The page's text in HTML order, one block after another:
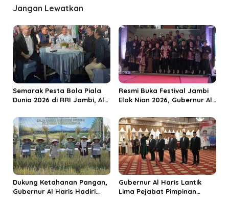
a
s
i
p
o
s
Jangan Lewatkan
Semarak Pesta Bola Piala
Dunia 2026 di RRI Jambi, Al
Ekonomi Rakyat
Resmi Buka Festival Jambi
Elok Nian 2026, Gubernur Al
Jadi Destinasi Wisata
Budaya Unggulan
Dukung Ketahanan Pangan,
Gubernur Al Haris Hadiri
Gubernur Al Haris Lantik
Lima Pejabat Pimpinan